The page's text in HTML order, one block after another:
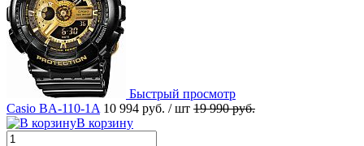
Быстрый просмотр
Casio BA-110-1A 10 994 руб. / шт 19 990 руб.
В корзину